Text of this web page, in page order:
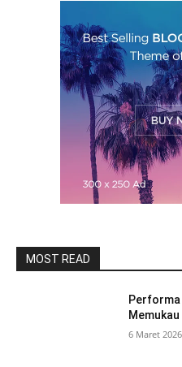
MOST READ
Performa
6 Maret 2026